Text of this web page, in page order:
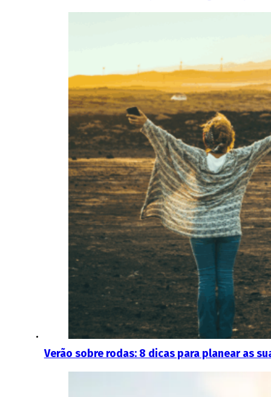
Verão sobre rodas: 8 dicas para planear as